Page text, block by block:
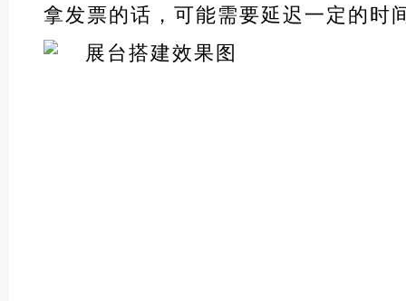
拿发票的话，可能需要延迟一定的时